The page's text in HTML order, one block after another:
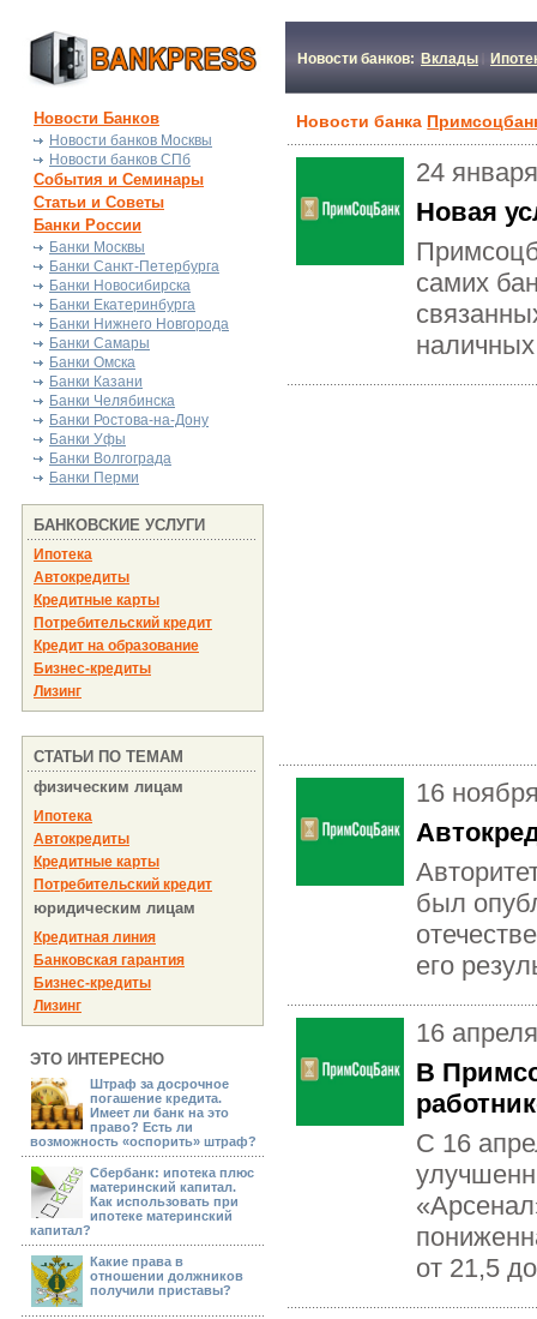
Новости банков: Вклады
Новости Банков
Новости банков Москвы
Новости банков СПб
События и Семинары
Статьи и Советы
Банки России
Банки Москвы
Банки Санкт-Петербурга
Банки Новосибирска
Банки Екатеринбурга
Банки Нижнего Новгорода
Банки Самары
Банки Омска
Банки Казани
Банки Челябинска
Банки Ростова-на-Дону
Банки Уфы
Банки Волгограда
Банки Перми
БАНКОВСКИЕ УСЛУГИ
Ипотека
Автокредиты
Кредитные карты
Потребительский кредит
Кредит на образование
Бизнес-кредиты
Лизинг
СТАТЬИ ПО ТЕМАМ
физическим лицам
Ипотека
Автокредиты
Кредитные карты
Потребительский кредит
юридическим лицам
Кредитная линия
Банковская гарантия
Бизнес-кредиты
Лизинг
ЭТО ИНТЕРЕСНО
Штраф за досрочное
погашение кредита.
Имеет ли банк на это
право? Есть ли
возможность «оспорить» штраф?
Сбербанк: ипотека плюс
материнский капитал.
Как использовать при
ипотеке материнский
капитал?
Какие права в
отношении должников
получили приставы?
Новости банка
24
Новая
самих
16
был
его
16
В
С 16
от 21,5